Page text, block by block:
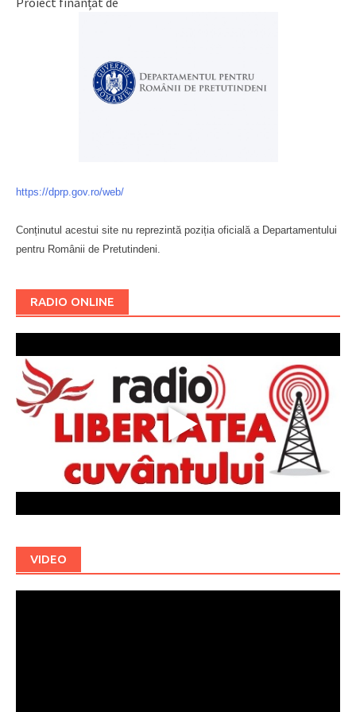
https://dprp.gov.ro/web/
Conținutul acestui site nu reprezintă poziția oficială a Departamentului
pentru Românii de Pretutindeni.
RADIO ONLINE
VIDEO